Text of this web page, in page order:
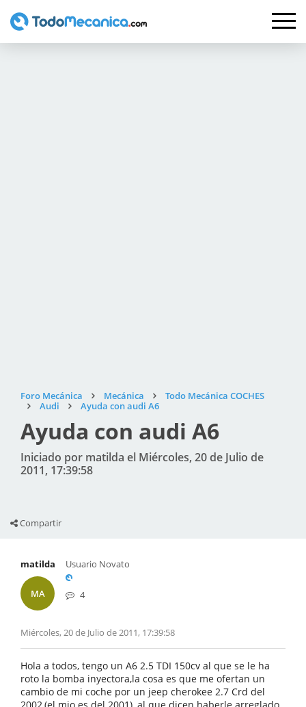
Foro Mecánica Mecánica
Todo Mecánica COCHES
Audi
Ayuda con audi A6
Ayuda con audi A6
Iniciado por matilda el Miércoles, 20 de Julio de
2011, 17:39:58
Compartir
matilda
MA
Usuario Novato
4
Miércoles, 20 de Julio de 2011, 17:39:58
Hola a todos, tengo un A6 2.5 TDI 150cv al que se le ha
roto la bomba inyectora,la cosa es que me ofertan un
cambio de mi coche por un jeep cherokee 2.7 Crd del